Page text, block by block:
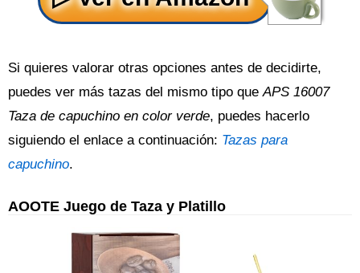
Si quieres valorar otras opciones antes de decidirte,
puedes ver más tazas del mismo tipo queAPS 16007
Taza de capuchino en color verde, puedes hacerlo
siguiendo el enlace a continuación: Tazas para
capuchino.
AOOTE Juego de Taza y Platillo